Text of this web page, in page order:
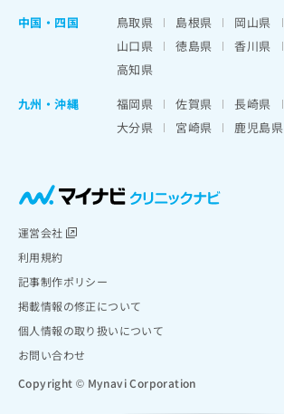
中国・四国
鳥取県 島根県 岡山県
山口県
徳島県 香川県
高知県
九州・沖縄
福岡県 佐賀県 長崎県
大分県
宮崎県 鹿児島県
運営会社
利用規約
記事制作ポリシー
掲載情報の修正について
個人情報の取り扱いについて
お問い合わせ
Copyright © Mynavi Corporation